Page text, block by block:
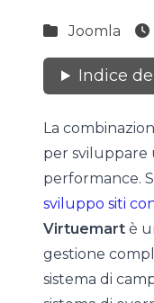
Joomla
Indice
La
per sviluppare
performance.
sviluppo siti
Virtuemart è
gestione
sistema di